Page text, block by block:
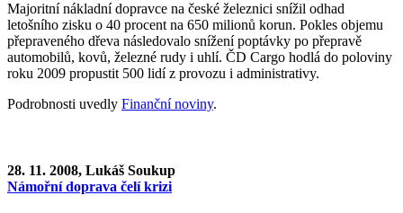
Majoritní nákladní dopravce na české železnici snížil odhad
letošního zisku o 40 procent na 650 milionů korun. Pokles objemu
přepraveného dřeva následovalo snížení poptávky po přepravě
automobilů, kovů, železné rudy i uhlí. ČD Cargo hodlá do poloviny
roku 2009 propustit 500 lidí z provozu i administrativy.
Podrobnosti uvedly Finanční noviny.
28. 11. 2008, Lukáš Soukup
Námořní doprava čelí krizi